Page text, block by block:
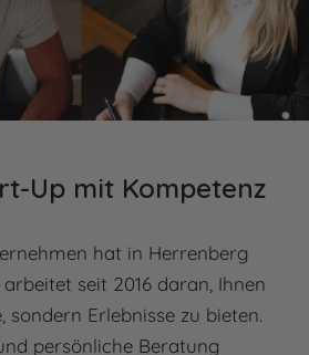
die erhaltenen Produkte auf
individualisierte Produkte sind
Rückgabe ausgeschlossen
MAN UNTER
AUF UNSERE
Up mit Kompetenz
hat in Herrenberg
seit 2016 daran, Ihnen
Erlebnisse zu bieten.
persönliche Beratung